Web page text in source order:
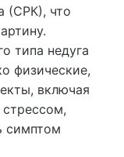
(СРК), что
типа недуга
физические,
включая
симптом